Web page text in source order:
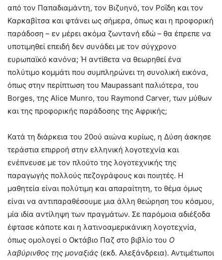
από τον Παπαδιαμάντη, τον Βιζυηνό, τον Ροΐδη και τον
Καρκαβίτσα και φτάνει ως σήμερα, όπως και η προφορική
παράδοση – εν μέρει ακόμα ζωντανή εδώ – θα έπρεπε να
υποτιμηθεί επειδή δεν συνάδει με τον σύγχρονο
ευρωπαϊκό κανόνα; Ή αντίθετα να θεωρηθεί ένα
πολύτιμο κομμάτι που συμπληρώνει τη συνολική εικόνα,
όπως στην περίπτωση του Maupassant παλιότερα, του
Borges, της Alice Munro, του Raymond Carver, των μύθων
και της προφορικής παράδοσης της Αφρικής;
Κατά τη διάρκεια του 20ού αιώνα κυρίως, η Δύση άσκησε
τεράστια επιρροή στην ελληνική λογοτεχνία και
ενέπνευσε με τον πλούτο της λογοτεχνικής της
παραγωγής πολλούς πεζογράφους και ποιητές. Η
μαθητεία είναι πολύτιμη και απαραίτητη, το θέμα όμως
είναι να αντιπαραθέσουμε μια άλλη θεώρηση του κόσμου,
μία ιδία αντίληψη των πραγμάτων. Σε παρόμοια αδιέξοδα
έφτασε κάποτε και η λατινοαμερικάνικη λογοτεχνία,
όπως ομολογεί ο Οκτάβιο Παζ στο βιβλίο του Ο
λαβύρινθος της μοναξιάς (εκδ. Αλεξάνδρεια). Αντιμέτωποι